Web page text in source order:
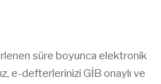
süre boyunca elektronik
e-defterlerinizi GİB onaylı ve